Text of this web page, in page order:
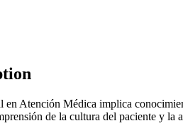
Atención Médica implica
de la cultura del paciente y la